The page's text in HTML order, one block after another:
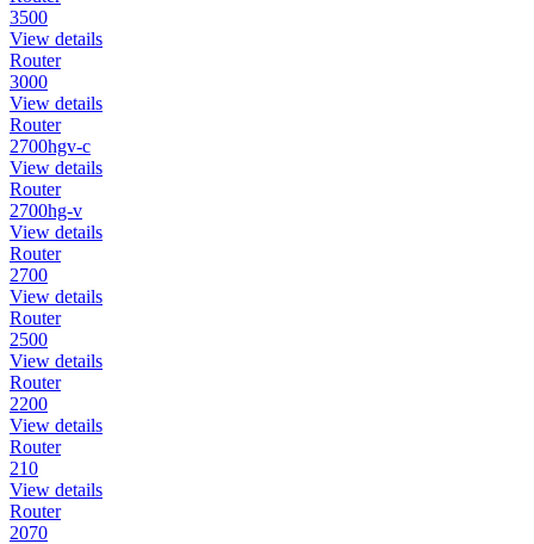
3500
View details
Router
3000
View details
Router
2700hgv-c
View details
Router
2700hg-v
View details
Router
2700
View details
Router
2500
View details
Router
2200
View details
Router
210
View details
Router
2070